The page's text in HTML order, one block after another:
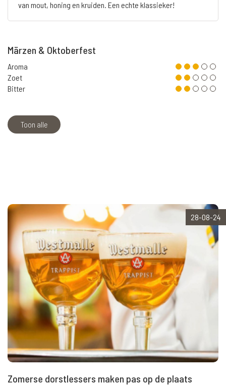
van mout, honing en kruiden. Een echte klassieker!
Märzen & Oktoberfest
Aroma
Zoet
Bitter
Toon alle
28-08-24
Zomerse dorstlessers maken pas op de plaats